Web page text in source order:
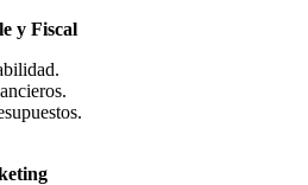
y Fiscal